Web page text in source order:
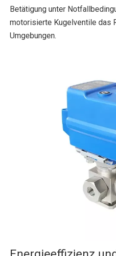
Betätigung unter
motorisierte Kugelventile das
Umgebungen.